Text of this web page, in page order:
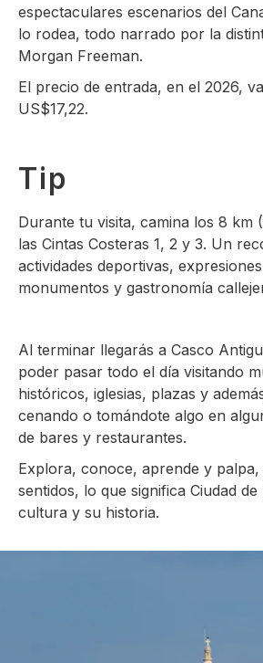
espectaculares escenarios del
lo rodea, todo narrado por la
Morgan Freeman.
El precio de entrada, en el 2026,
US$17,22.
Tip
Durante tu visita, camina los 8 km
las Cintas Costeras 1, 2 y 3. Un
actividades deportivas,
monumentos y gastronomía
Al terminar llegarás a Casco
poder pasar todo el día visitando
históricos, iglesias, plazas y
cenando o tomándote algo en
de bares y restaurantes.
Explora, conoce, aprende y
sentidos, lo que significa Ciudad de
cultura y su historia.